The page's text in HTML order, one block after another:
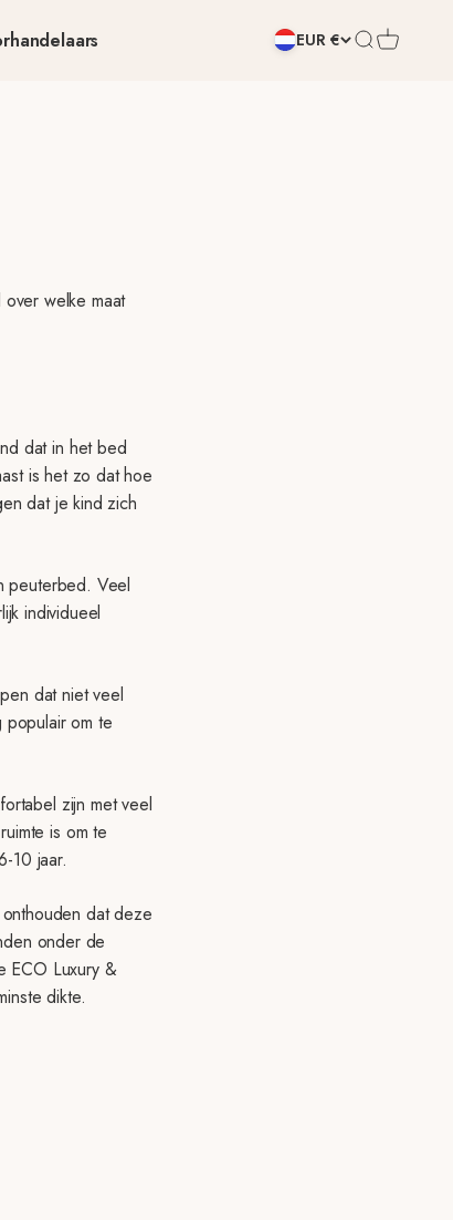
EUR € Zoeken
welke maat
dat in het bed
is het zo dat hoe
dat je kind zich
peuterbed. Veel
individueel
dat niet veel
om te
zijn met veel
is om te
10 jaar.
dat deze
onder de
ECO Luxury &
dikte.